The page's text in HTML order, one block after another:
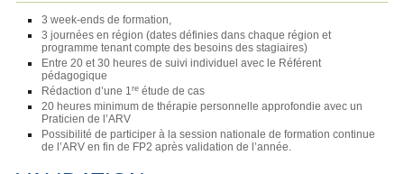
3 week-ends de formation,
3 journées en région (dates définies dans chaque région et
programme tenant compte des besoins des stagiaires)
Entre 20 et 30 heures de suivi individuel avec le Référent
pédagogique
Rédaction d’une 1re étude de cas
20 heures minimum de thérapie personnelle approfondie avec un
Praticien de l’ARV
Possibilité de participer à la session nationale de formation continue
de l’ARV en fin de FP2 après validation de l’année.